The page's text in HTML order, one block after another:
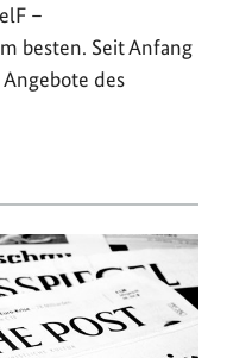
–
besten. Seit Anfang
des